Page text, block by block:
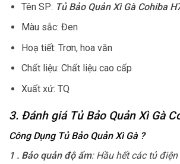
Tên SP: Tủ Bảo Quản Xì Gà Cohiba
Màu sắc: Đen
Hoạ tiết: Trơn, hoa văn
Chất liệu: Chất liệu cao cấp
Xuất xứ: TQ
3. Đánh giá Tủ Bảo Quản Xì Gà
Công Dụng Tủ Bảo Quản Xì Gà ?
1 . Bảo quản độ ẩm: Hầu hết các tủ